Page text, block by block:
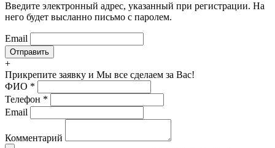
Введите электронный адрес, указанный при регистрации. На
него будет высланно письмо с паролем.
Email
+
Прикрепите заявку и Мы все сделаем за Вас!
ФИО *
Телефон *
Email
Комментарий